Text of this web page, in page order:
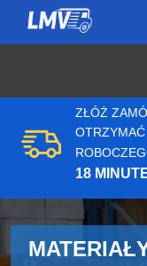
ZŁÓŻ
18